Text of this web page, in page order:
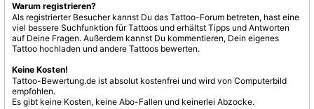
Warum registrieren?
Als registrierter Besucher kannst Du das Tattoo-Forum betreten, hast eine
viel bessere Suchfunktion für Tattoos und erhältst Tipps und Antworten
auf Deine Fragen. Außerdem kannst Du kommentieren, Dein eigenes
Tattoo hochladen und andere Tattoos bewerten.
Keine Kosten!
Tattoo-Bewertung.de ist absolut kostenfrei und wird von Computerbild
empfohlen.
Es gibt keine Kosten, keine Abo-Fallen und keinerlei Abzocke.